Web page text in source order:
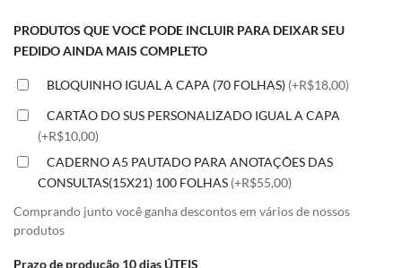
PRODUTOS QUE VOCÊ PODE INCLUIR PARA DEIXAR SEU
PEDIDO AINDA MAIS COMPLETO
BLOQUINHO IGUAL A CAPA (70 FOLHAS) (+R$18,00)
CARTÃO DO SUS PERSONALIZADO IGUAL A CAPA
(+R$10,00)
CADERNO A5 PAUTADO PARA ANOTAÇÕES DAS
CONSULTAS(15X21) 100 FOLHAS (+R$55,00)
Comprando junto você ganha descontos em vários de nossos
produtos
Prazo de produção 10 dias ÚTEIS